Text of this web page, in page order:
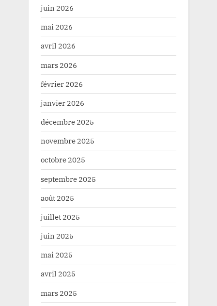
juin 2026
mai 2026
avril 2026
mars 2026
février 2026
janvier 2026
décembre 2025
novembre 2025
octobre 2025
septembre 2025
août 2025
juillet 2025
juin 2025
mai 2025
avril 2025
mars 2025